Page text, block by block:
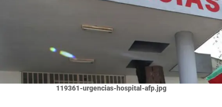
119361-urgencias-hospital-afp.jpg